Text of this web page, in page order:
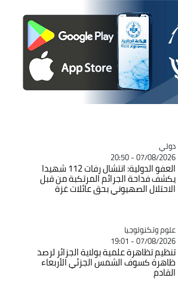
Catégorie
دولي
07/08/2026 - 20:50
العفو الدولية: انتشال رفات 112 شهيدا
يكشف فداحة الجرائم المرتكبة من قبل
الاحتلال الصهيوني بحق عائلات غزة
Catégorie
علوم وتكنولوجيا
07/08/2026 - 19:01
تنظيم تظاهرة علمية بولاية الجزائر لرصد
ظاهرة كسوف الشمس الجزئي الأربعاء
القادم